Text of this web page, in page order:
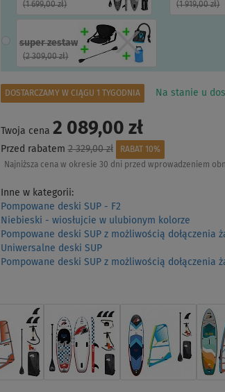
(1 699,00 zł) (1 919,00 zł)
super zestaw
(2 309,00 zł)
DOSTARCZAMY W CIĄGU 1 TYGODNIA Na stanie u
Twoja cena 2 089,00 zł
Przed rabatem2 329,00 zł
RABAT 10%
Najniższa cena w okresie 30 dni przed wprowadzeniem
Inne w kategorii:
Pompowane deski SUP - F2
Niebieski - wiosłujcie w ulubionym kolorze
Pompowane deski SUP z możliwością dołączenia
Uniwersalne deski SUP
Pompowane deski SUP z możliwością dołączenia